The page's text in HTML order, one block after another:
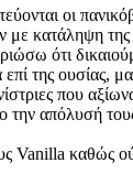
οι
με κατάληψη
ότι
της ουσίας,
που
την απόλυσή
Vanilla καθώς